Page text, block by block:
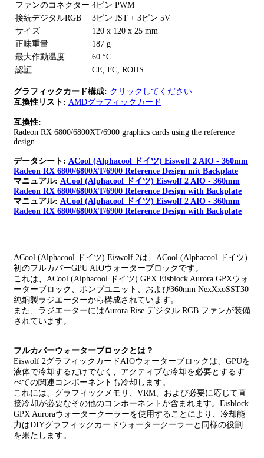
ファンのコネクター 4ピン PWM
接続デジタルRGB
3ピン JST + 3ピン 5V
サイズ
120 x 120 x 25 mm
正味重量
187 g
最大作動温度
60 °C
認証
CE, FC, ROHS
グラフィックカード構成: クリックしてください
互換性リスト: AMDグラフィックカード
互換性:
Radeon RX 6800/6800XT/6900 graphics cards using the reference
design
データシート: ACool (Alphacool ドイツ) Eiswolf 2 AIO - 360mm
Radeon RX 6800/6800XT/6900 Reference Design mit Backplate
マニュアル: ACool (Alphacool ドイツ) Eiswolf 2 AIO - 360mm
Radeon RX 6800/6800XT/6900 Reference Design with Backplate
マニュアル: ACool (Alphacool ドイツ) Eiswolf 2 AIO - 360mm
Radeon RX 6800/6800XT/6900 Reference Design with Backplate
ACool (Alphacool ドイツ) Eiswolf 2は、ACool (Alphacool ドイツ)
初のフルカバーGPU AIOウォーターブロックです。
これは、ACool (Alphacool ドイツ) GPX Eisblock Aurora GPXウォ
ーターブロック、ポンプユニット、および360mm NexXxoSST30
純銅製ラジエーターから構成されています。
また、ラジエーターにはAurora Rise デジタル RGB ファンが装備
されています。
フルカバーウォーターブロックとは？
Eiswolf 2グラフィックカードAIOウォーターブロックは、GPUを
液体で冷却するだけでなく、アクティブな冷却を必要とするす
べての関連コンポーネントも冷却します。
これには、グラフィックメモリ、VRM、および必要に応じて直
接冷却が必要なその他のコンポーネントが含まれます。Eisblock
GPX Auroraウォータークーラーを使用することにより、冷却能
力はDIYグラフィックカードウォータークーラーと同様の役割
を果たします。